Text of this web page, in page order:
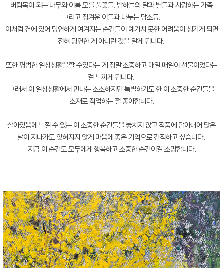
버팀목이 되는 나무와 이름 모를 풀꽃들. 밤하늘의 달과 별들과 사랑하는 가족
그리고 정겨운 이들과 나누는 담소등.
이처럼 곁에 있어 당연하게 여겨지는 순간들이 예기치 못한 어려움이 생기게 되면
전혀 당연한 게 아니란 것을 알게 됩니다.
또한 평범한 일상생활을할 수있다는 게 정말 소중하고 매일 매일이 선물이었다는
걸 느끼게 됩니다.
그래서 이 일상생활에서 만나는 소소하지만 특별하기도 한 이 소중한 순간들을
소재로 작업하는 절 좋아합니다.
살아있음에 느낄 수 있는 이 소중한 순간들을 놓치지 않고 작품에 담아내어 많은
날이 지나가도 잊혀지지 않게 마음에 좋은 기억으로 간직하고 싶습니다.
지금 이 순간도 모두에게 행복하고 소중한 순간이길 소망합니다.